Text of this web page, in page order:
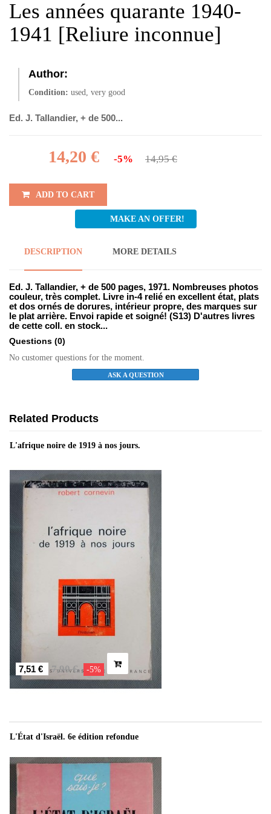
Les années quarante 1940-
1941 [Reliure inconnue]
Author:
Condition: used, very good
Ed. J. Tallandier, + de 500...
14,20 € -5% 14,95 €
ADD TO CART
MAKE AN OFFER!
DESCRIPTION MORE DETAILS
Ed. J. Tallandier, + de 500 pages, 1971. Nombreuses photos
couleur, très complet. Livre in-4 relié en excellent état, plats
et dos ornés de dorures, intérieur propre, des marques sur
le plat arrière. Envoi rapide et soigné! (S13) D'autres livres
de cette coll. en stock...
Questions (0)
No customer questions for the moment.
ASK A QUESTION
Related Products
L'afrique noire de 1919 à nos jours.
7,51 € 7,90 € -5%
L'État d'Israël. 6e édition refondue